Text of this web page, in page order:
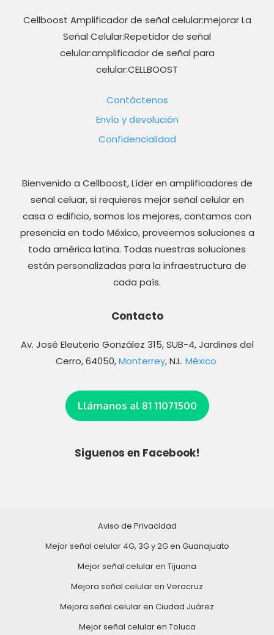
Cellboost Amplificador de señal celular:mejorar La
Señal Celular:Repetidor de señal
celular:amplificador de señal para
celular:CELLBOOST
Contáctenos
Envío y devolución
Confidencialidad
Bienvenido a Cellboost, Líder en amplificadores de
señal celuar, si requieres mejor señal celular en
casa o edificio, somos los mejores, contamos con
presencia en todo México, proveemos soluciones a
toda américa latina. Todas nuestras soluciones
están personalizadas para la infraestructura de
cada país.
Contacto
Av. José Eleuterio González 315, SUB-4, Jardines del
Cerro, 64050,Monterrey, N.L. México
Llámanos al 81 11071500
Siguenos en Facebook!
Aviso de Privacidad
Mejor señal celular 4G, 3G y 2G en Guanajuato
Mejor señal celular en Tijuana
Mejora señal celular en Veracruz
Mejora señal celular en Ciudad Juárez
Mejor señal celular en Toluca